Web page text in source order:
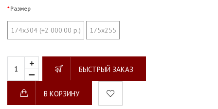
Размер
174х304 (+2 000.00 р.) 175х255
БЫСТРЫЙ ЗАКАЗ
В КОРЗИНУ